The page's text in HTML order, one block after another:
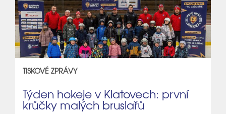
TISKOVÉ ZPRÁVY
Týden hokeje v Klatovech: první
krůčky malých bruslařů